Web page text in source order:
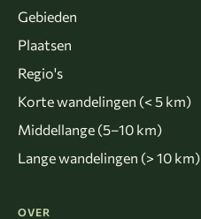
Gebieden
Plaatsen
Regio's
Korte wandelingen (< 5 km)
Middellange (5–10 km)
Lange wandelingen (> 10 km)
OVER